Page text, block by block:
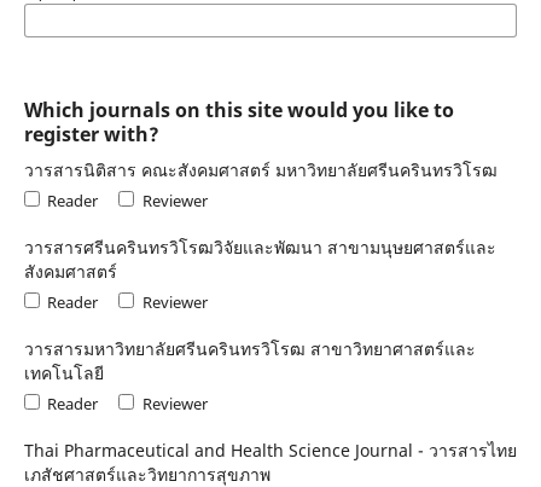
Which journals on this site would you like to
register with?
วารสารนิติสาร คณะสังคมศาสตร์ มหาวิทยาลัยศรีนครินทรวิโรฒ
Reader Reviewer
วารสารศรีนครินทรวิโรฒวิจัยและพัฒนา สาขามนุษยศาสตร์และ
สังคมศาสตร์
Reader Reviewer
วารสารมหาวิทยาลัยศรีนครินทรวิโรฒ สาขาวิทยาศาสตร์และ
เทคโนโลยี
Reader Reviewer
Thai Pharmaceutical and Health Science Journal - วารสารไทย
เภสัชศาสตร์และวิทยาการสุขภาพ